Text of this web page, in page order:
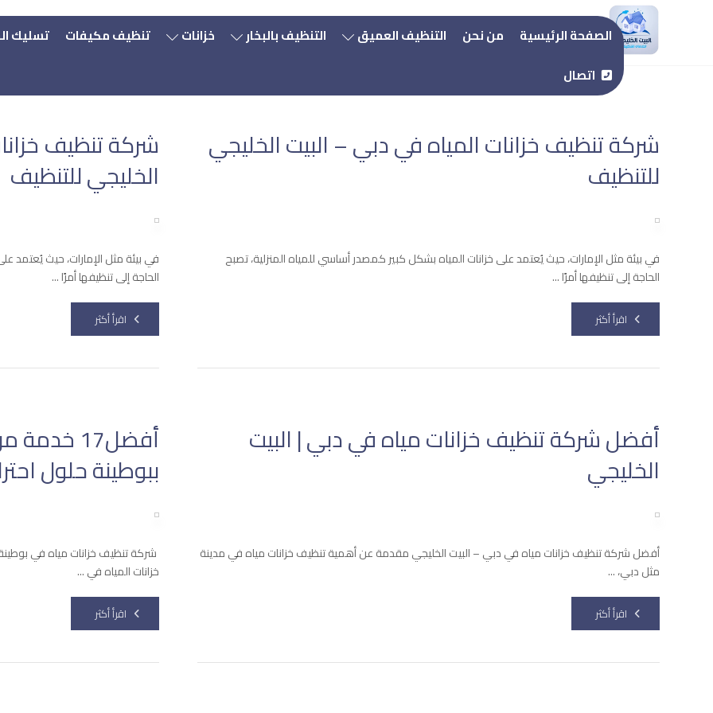
الصفحة الرئيسية من نحن التنظيف العميق التنظيف بالبخار خزانات تنظيف مكيفات تسليك
اتصال
شركة تنظيف خزانات مياه
شركة تنظيف خزانات المياه في دبي – البيت الخليجي
للتنظيف
في بيئة مثل الإمارات، حيث يُعتمد على خزانات المياه بشكل كبير كمصدر أساسي للمياه المنزلية، تصبح
الحاجة إلى تنظيفها أمرًا ...
اقرأ أكثر
شركة تنظيف
الخليجي للتنظيف
في بيئة مثل الإمارات، حيث يُعتمد
الحاجة إلى تنظيفها أمرًا ...
اقرأ أكثر
أفضل شركة تنظيف خزانات مياه في دبي | البيت
الخليجي
أفضل شركة تنظيف خزانات مياه في دبي – البيت الخليجي مقدمة عن أهمية تنظيف خزانات مياه في مدينة
مثل دبي، ...
اقرأ أكثر
أفضل17
ببوطينة حلول
شركة تنظيف خزانات مياه في
خزانات المياه في ...
اقرأ أكثر